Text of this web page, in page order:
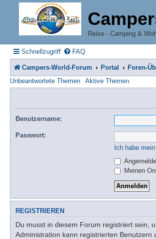
Reise - Camping &
Schnellzugriff FAQ
Campers-World-Forum Portal
Foren-
Unbeantwortete Themen
Aktive Themen
Benutzername:
Passwort:
Ich habe
Meinen
REGISTRIEREN
Du musst in diesem Forum registriert sein,
Administration kann registrierten